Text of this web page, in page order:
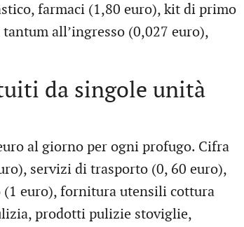
farmaci (1,80 euro), kit di primo
all’ingresso (0,027 euro),
da singole unità
al giorno per ogni profugo. Cifra
servizi di trasporto (0, 60 euro),
euro), fornitura utensili cottura
prodotti pulizie stoviglie,